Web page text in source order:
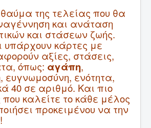
της τελείας που θα
και ανάταση
και στάσεων ζωής.
υπάρχουν κάρτες με
αξίες, στάσεις,
όπως: αγάπη,
ευγνωμοσύνη, ενότητα,
40 σε αριθμό. Και πιο
καλείτε το κάθε μέλος
προκειμένου να την